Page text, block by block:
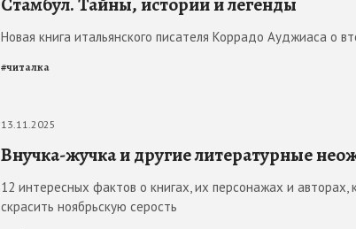
Новая книга итальянского писателя Коррадо Ауджиаса о
#читалка
13.11.2025
Внучка-жучка и другие литературные
12 интересных фактов о книгах, их персонажах и авторах,
скрасить ноябрьскую серость